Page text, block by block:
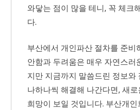
와닿는 점이 많을 테니, 꼭 체크
다.
부산에서 개인파산 절차를 준비
안함과 두려움은 매우 자연스러
지만 지금까지 말씀드린 정보와
나하나씩 해결해 나간다면, 새
희망이 보일 것입니다. 부산개